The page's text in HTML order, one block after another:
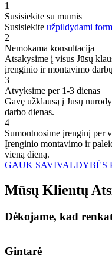
1
Susisiekite su mumis
Susisiekite užpildydami
2
Nemokama konsultacija
Atsakysime į visus Jūsų
įrenginio ir montavimo
3
Atvyksime per 1-3 dienas
Gavę užklausą į Jūsų
darbo dienas.
4
Sumontuosime įrenginį per
Įrenginio montavimo ir
vieną dieną.
GAUK SAVIVALDYBĖS
Mūsų Klientų
Dėkojame, kad
Gintarė